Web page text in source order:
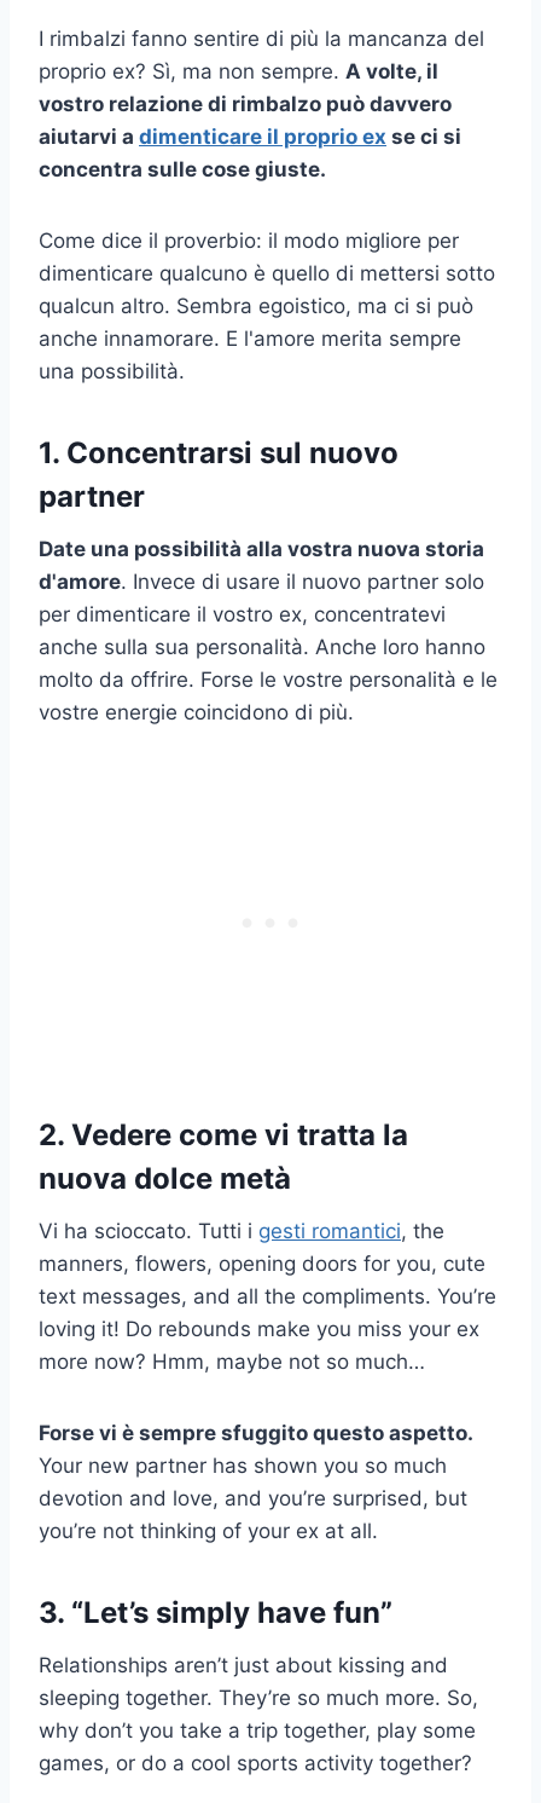
I rimbalzi fanno sentire di più la mancanza del
proprio ex? Sì, ma non sempre. A volte, il
vostro relazione di rimbalzo può davvero
aiutarvi a dimenticare il proprio ex se ci si
concentra sulle cose giuste.
Come dice il proverbio: il modo migliore per
dimenticare qualcuno è quello di mettersi sotto
qualcun altro. Sembra egoistico, ma ci si può
anche innamorare. E l'amore merita sempre
una possibilità.
1. Concentrarsi sul nuovo
partner
Date una possibilità alla vostra nuova storia
d'amore. Invece di usare il nuovo partner solo
per dimenticare il vostro ex, concentratevi
anche sulla sua personalità. Anche loro hanno
molto da offrire. Forse le vostre personalità e le
vostre energie coincidono di più.
2. Vedere come vi tratta la
nuova dolce metà
Vi ha scioccato. Tutti i gesti romantici, the
manners, flowers, opening doors for you, cute
text messages, and all the compliments. You’re
loving it! Do rebounds make you miss your ex
more now? Hmm, maybe not so much…
Forse vi è sempre sfuggito questo aspetto.
Your new partner has shown you so much
devotion and love, and you’re surprised, but
you’re not thinking of your ex at all.
3. “Let’s simply have fun”
Relationships aren’t just about kissing and
sleeping together. They’re so much more. So,
why don’t you take a trip together, play some
games, or do a cool sports activity together?